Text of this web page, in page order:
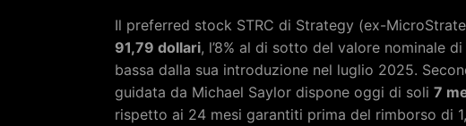
Il preferred stock STRC di Strategy (ex-
91,79 dollari, l’8% al di sotto del valore nominale
bassa dalla sua introduzione nel luglio 2025.
guidata da Michael Saylor dispone oggi di soli 7
rispetto ai 24 mesi garantiti prima del rimborso di